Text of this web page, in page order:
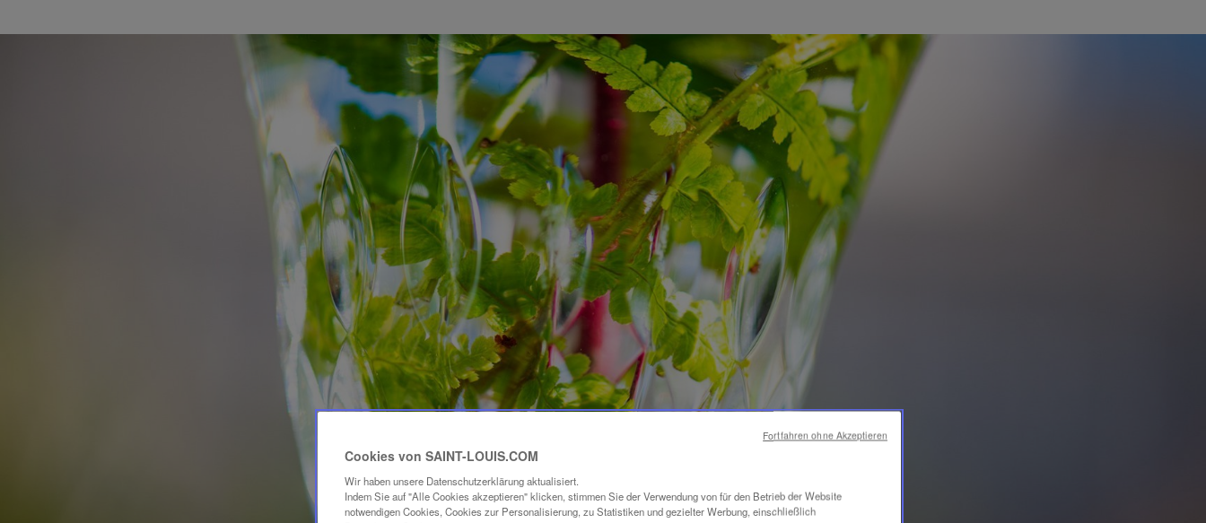
Cookies von SAINT-LOUIS.COM
Wir haben unsere Datenschutzerklärung aktualisiert.
Indem Sie auf "Alle Cookies akzeptieren" klicken, stimmen Sie der Verwendung von für den Betrieb der Website
notwendigen Cookies, Cookies zur Personalisierung, zu Statistiken und gezielter Werbung, einschließlich
Fortfahren ohne Akzeptieren